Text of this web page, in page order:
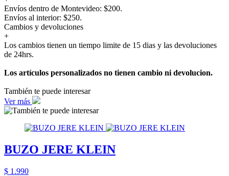
Envíos dentro de Montevideo: $200.
Envíos al interior: $250.
Cambios y devoluciones
+
Los cambios tienen un tiempo limite de 15 dias y las devoluciones
de 24hrs.
Los artículos personalizados no tienen cambio ni devolucion.
También te puede interesar
Ver más
BUZO JERE KLEIN
$ 1.990